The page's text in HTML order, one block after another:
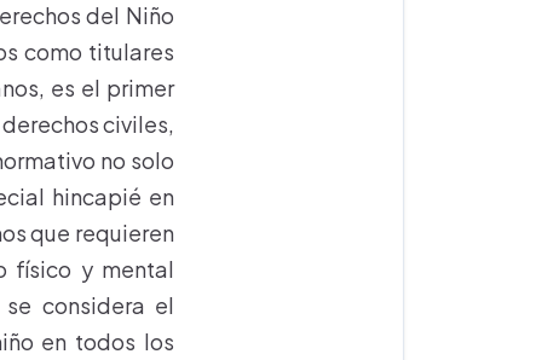
del Niño
como titulares
es el primer
civiles,
no solo
hincapié en
que requieren
físico y mental
considera el
en todos los